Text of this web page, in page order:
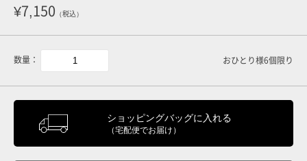
¥7,150 （税込）
数量： おひとり様6個限り
ショッピングバッグに入れる
（宅配便でお届け）